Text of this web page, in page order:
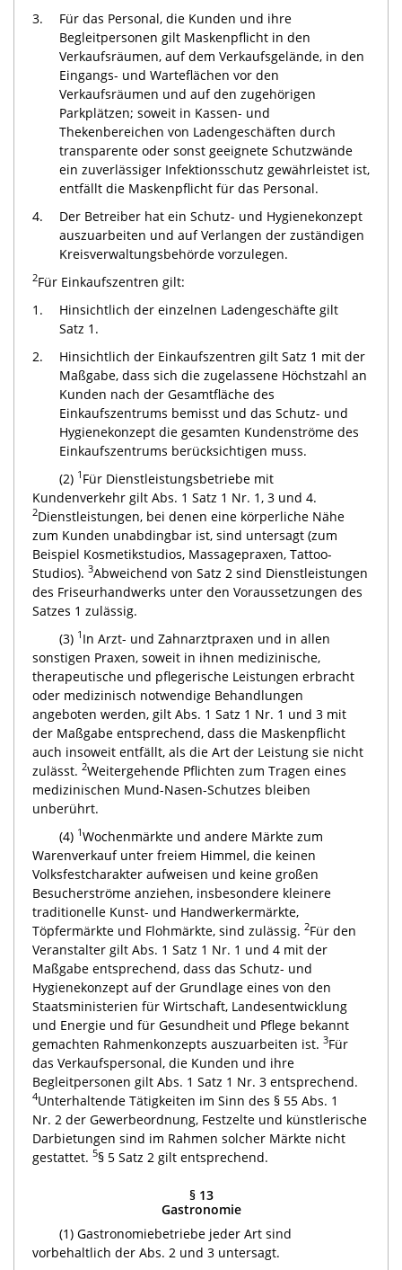
3.
Für das Personal, die Kunden und ihre
Begleitpersonen gilt Maskenpflicht in den
Verkaufsräumen, auf dem Verkaufsgelände, in den
Eingangs- und Warteflächen vor den
Verkaufsräumen und auf den zugehörigen
Parkplätzen; soweit in Kassen- und
Thekenbereichen von Ladengeschäften durch
transparente oder sonst geeignete Schutzwände
ein zuverlässiger Infektionsschutz gewährleistet ist,
entfällt die Maskenpflicht für das Personal.
4.
Der Betreiber hat ein Schutz- und Hygienekonzept
auszuarbeiten und auf Verlangen der zuständigen
Kreisverwaltungsbehörde vorzulegen.
2Für Einkaufszentren gilt:
1.
Hinsichtlich der einzelnen Ladengeschäfte gilt
Satz 1.
2.
Hinsichtlich der Einkaufszentren gilt Satz 1 mit der
Maßgabe, dass sich die zugelassene Höchstzahl an
Kunden nach der Gesamtfläche des
Einkaufszentrums bemisst und das Schutz- und
Hygienekonzept die gesamten Kundenströme des
Einkaufszentrums berücksichtigen muss.
(2) 1 Für Dienstleistungsbetriebe mit
Kundenverkehr gilt Abs. 1 Satz 1 Nr. 1, 3 und 4.
2Dienstleistungen, bei denen eine körperliche Nähe
zum Kunden unabdingbar ist, sind untersagt (zum
Beispiel Kosmetikstudios, Massagepraxen, Tattoo-
Studios). 3Abweichend von Satz 2 sind Dienstleistungen
des Friseurhandwerks unter den Voraussetzungen des
Satzes 1 zulässig.
(3) 1 In Arzt- und Zahnarztpraxen und in allen
sonstigen Praxen, soweit in ihnen medizinische,
therapeutische und pflegerische Leistungen erbracht
oder medizinisch notwendige Behandlungen
angeboten werden, gilt Abs. 1 Satz 1 Nr. 1 und 3 mit
der Maßgabe entsprechend, dass die Maskenpflicht
auch insoweit entfällt, als die Art der Leistung sie nicht
zulässt. 2Weitergehende Pflichten zum Tragen eines
medizinischen Mund-Nasen-Schutzes bleiben
unberührt.
(4) 1Wochenmärkte und andere Märkte zum
Warenverkauf unter freiem Himmel, die keinen
Volksfestcharakter aufweisen und keine großen
Besucherströme anziehen, insbesondere kleinere
traditionelle Kunst- und Handwerkermärkte,
Töpfermärkte und Flohmärkte, sind zulässig. 2Für den
Veranstalter gilt Abs. 1 Satz 1 Nr. 1 und 4 mit der
Maßgabe entsprechend, dass das Schutz- und
Hygienekonzept auf der Grundlage eines von den
Staatsministerien für Wirtschaft, Landesentwicklung
und Energie und für Gesundheit und Pflege bekannt
gemachten Rahmenkonzepts auszuarbeiten ist. 3Für
das Verkaufspersonal, die Kunden und ihre
Begleitpersonen gilt Abs. 1 Satz 1 Nr. 3 entsprechend.
4Unterhaltende Tätigkeiten im Sinn des § 55 Abs. 1
Nr. 2 der Gewerbeordnung, Festzelte und künstlerische
Darbietungen sind im Rahmen solcher Märkte nicht
gestattet. 5§ 5 Satz 2 gilt entsprechend.
§ 13
Gastronomie
(1) Gastronomiebetriebe jeder Art sind
vorbehaltlich der Abs. 2 und 3 untersagt.